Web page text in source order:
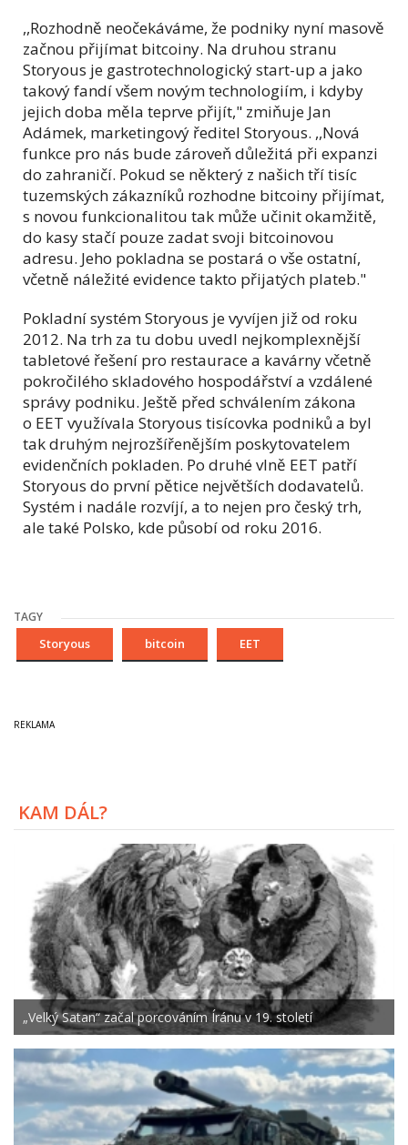
,,Rozhodně neočekáváme, že podniky nyní masově
začnou přijímat bitcoiny. Na druhou stranu
Storyous je gastrotechnologický start-up a jako
takový fandí všem novým technologiím, i kdyby
jejich doba měla teprve přijít," zmiňuje Jan
Adámek, marketingový ředitel Storyous. ,,Nová
funkce pro nás bude zároveň důležitá při expanzi
do zahraničí. Pokud se některý z našich tří tisíc
tuzemských zákazníků rozhodne bitcoiny přijímat,
s novou funkcionalitou tak může učinit okamžitě,
do kasy stačí pouze zadat svoji bitcoinovou
adresu. Jeho pokladna se postará o vše ostatní,
včetně náležité evidence takto přijatých plateb."
Pokladní systém Storyous je vyvíjen již od roku
2012. Na trh za tu dobu uvedl nejkomplexnější
tabletové řešení pro restaurace a kavárny včetně
pokročilého skladového hospodářství a vzdálené
správy podniku. Ještě před schválením zákona
o EET využívala Storyous tisícovka podniků a byl
tak druhým nejrozšířenějším poskytovatelem
evidenčních pokladen. Po druhé vlně EET patří
Storyous do první pětice největších dodavatelů.
Systém i nadále rozvíjí, a to nejen pro český trh,
ale také Polsko, kde působí od roku 2016.
TAGY
Storyous bitcoin EET
KAM DÁL?
„Velký Satan“ začal porcováním Íránu v 19. století